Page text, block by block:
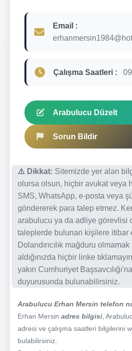
Email :
Çalışma Saatleri :
Arabulucu Düzelt
Sorun Bildir
⚠️ Dikkat: Sitemizde yer alan
olursa olsun, hiçbir avukat veya
SMS, WhatsApp, e-posta veya
göndererek para talep etmez.
arabulucu ya da adliye görevlisi
taleplerde bulunan kişilere itibar
Dolandırıcılık mağduru
aldığınızda hiçbir linke
yakın Cumhuriyet
duyurusunda bulunabilirsiniz.
Arabulucu Erhan Mersin telefon
Erhan Mersin adres bilgisi ,
adresi ve çalışma saatleri bilgilerini
bulabilirsiniz.